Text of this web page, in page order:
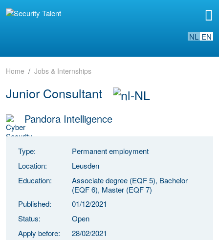
NL EN
Home Jobs & Internships
Junior Consultant
Pandora Intelligence
Type:
Permanent employment
Location:
Leusden
Education:
Associate degree (EQF 5), Bachelor
(EQF 6), Master (EQF 7)
Published:
01/12/2021
Status:
Open
Apply before:
28/02/2021